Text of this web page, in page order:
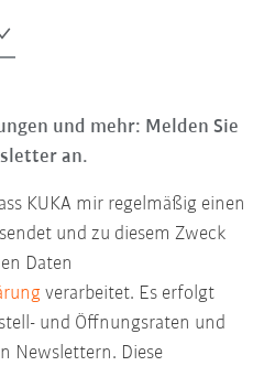
und mehr: Melden Sie
an.
KUKA mir regelmäßig einen
und zu diesem Zweck
Daten
verarbeitet. Es erfolgt
und Öffnungsraten und
Newslettern. Diese